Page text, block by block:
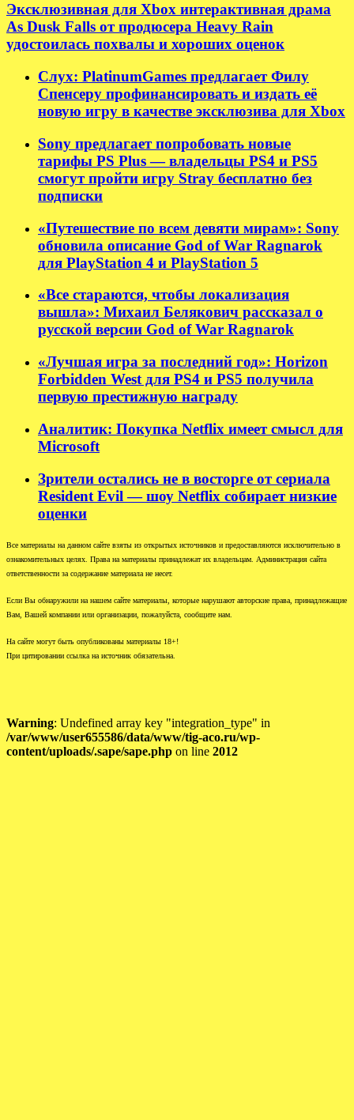
Эксклюзивная для Xbox интерактивная драма
As Dusk Falls от продюсера Heavy Rain
удостоилась похвалы и хороших оценок
Слух: PlatinumGames предлагает Филу
Спенсеру профинансировать и издать её
новую игру в качестве эксклюзива для Xbox
Sony предлагает попробовать новые
тарифы PS Plus — владельцы PS4 и PS5
смогут пройти игру Stray бесплатно без
подписки
«Путешествие по всем девяти мирам»: Sony
обновила описание God of War Ragnarok
для PlayStation 4 и PlayStation 5
«Все стараются, чтобы локализация
вышла»: Михаил Белякович рассказал о
русской версии God of War Ragnarok
«Лучшая игра за последний год»: Horizon
Forbidden West для PS4 и PS5 получила
первую престижную награду
Аналитик: Покупка Netflix имеет смысл для
Microsoft
Зрители остались не в восторге от сериала
Resident Evil — шоу Netflix собирает низкие
оценки
Все материалы на данном сайте взяты из открытых источников и предоставляются исключительно в
ознакомительных целях. Права на материалы принадлежат их владельцам. Администрация сайта
ответственности за содержание материала не несет.
Если Вы обнаружили на нашем сайте материалы, которые нарушают авторские права, принадлежащие
Вам, Вашей компании или организации, пожалуйста, сообщите нам.
На сайте могут быть опубликованы материалы 18+!
При цитировании ссылка на источник обязательна.
Warning: Undefined array key "integration_type" in
/var/www/user655586/data/www/tig-aco.ru/wp-
content/uploads/.sape/sape.php on line 2012